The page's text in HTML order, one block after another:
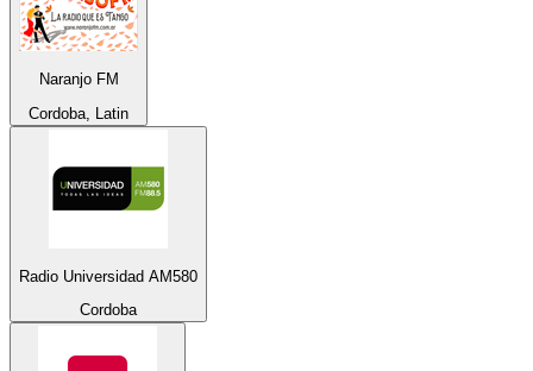
Naranjo FM
Cordoba, Latin
Radio Universidad AM580
Cordoba